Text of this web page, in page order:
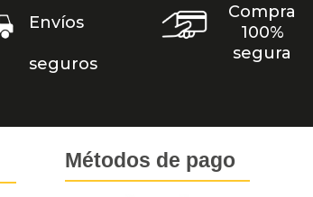
Envíos
seguros
Compra
100%
segura
Métodos de pago